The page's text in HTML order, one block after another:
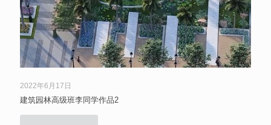
2022年6月17日
建筑园林高级班李同学作品2